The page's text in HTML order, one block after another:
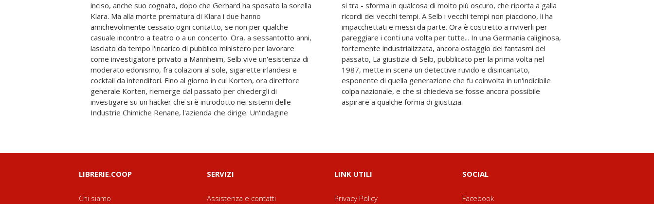
inciso, anche suo cognato, dopo che Gerhard ha sposato la sorella
Klara. Ma alla morte prematura di Klara i due hanno
amichevolmente cessato ogni contatto, se non per qualche
casuale incontro a teatro o a un concerto. Ora, a sessantotto anni,
lasciato da tempo l'incarico di pubblico ministero per lavorare
come investigatore privato a Mannheim, Selb vive un'esistenza di
moderato edonismo, fra colazioni al sole, sigarette irlandesi e
cocktail da intenditori. Fino al giorno in cui Korten, ora direttore
generale Korten, riemerge dal passato per chiedergli di
investigare su un hacker che si è introdotto nei sistemi delle
Industrie Chimiche Renane, l'azienda che dirige. Un'indagine
si tra - sforma in qualcosa di molto più oscuro, che riporta a galla
ricordi dei vecchi tempi. A Selb i vecchi tempi non piacciono, li ha
impacchettati e messi da parte. Ora è costretto a riviverli per
pareggiare i conti una volta per tutte... In una Germania caliginosa,
fortemente industrializzata, ancora ostaggio dei fantasmi del
passato, La giustizia di Selb, pubblicato per la prima volta nel
1987, mette in scena un detective ruvido e disincantato,
esponente di quella generazione che fu coinvolta in un'indicibile
colpa nazionale, e che si chiedeva se fosse ancora possibile
aspirare a qualche forma di giustizia.
LIBRERIE.COOP
Chi siamo
SERVIZI
Assistenza e contatti
LINK UTILI
Privacy Policy
SOCIAL
Facebook